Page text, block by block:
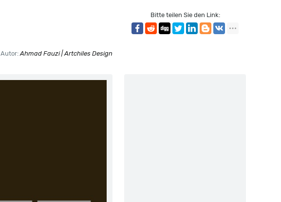
Autor:Ahmad Fauzi | Artchiles Design
Bitte teilen Sie den Link: